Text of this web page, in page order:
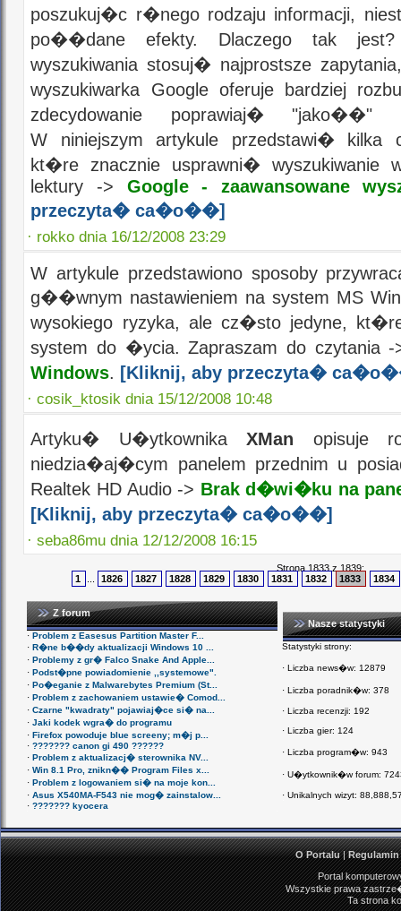
poszukuj�c r�nego rodzaju informacji,
po��dane efekty. Dlaczego tak jest?
wyszukiwania stosuj� najprostsze
wyszukiwarka Google oferuje bardziej
zdecydowanie poprawiaj� "jako��"
W niniejszym artykule przedstawi� kilka
kt�re znacznie usprawni� wyszukiwanie
lektury -> Google - zaawansowane
przeczyta� ca�o��]
· rokko dnia 16/12/2008 23:29
W artykule przedstawiono sposoby
g��wnym nastawieniem na system MS
wysokiego ryzyka, ale cz�sto jedyne,
system do �ycia. Zapraszam do czytania
Windows. [Kliknij, aby przeczyta�
· cosik_ktosik dnia 15/12/2008 10:48
Artyku� U�ytkownikaXMan opisuje
niedzia�aj�cym panelem przednim u
Realtek HD Audio -> Brak d�wi�ku na
[Kliknij, aby przeczyta� ca�o��]
· seba86mu dnia 12/12/2008 16:15
Strona 1833 z 1839:
1
1826 1827 1828 1829 1830 1831 1832 1833 1834
Z forum
· Problem z Easesus Partition Master F...
· R�ne b��dy aktualizacji Windows 10 ...
· Problemy z gr� Falco Snake And Apple...
· Podst�pne powiadomienie ,,systemowe".
· Po�eganie z Malwarebytes Premium (St...
· Problem z zachowaniem ustawie� Comod...
· Czarne "kwadraty" pojawiaj�ce si� na...
· Jaki kodek wgra� do programu
· Firefox powoduje blue screeny; m�j p...
· ??????? canon gi 490 ??????
· Problem z aktualizacj� sterownika NV...
· Win 8.1 Pro, znikn�� Program Files x...
· Problem z logowaniem si� na moje kon...
· Asus X540MA-F543 nie mog� zainstalow...
· ??????? kyocera
Nasze statystyki
Statystyki strony:
· Liczba news�w: 12879
· Liczba poradnik�w: 378
· Liczba recenzji: 192
· Liczba gier: 124
· Liczba program�w: 943
· U�ytkownik�w forum:
· Unikalnych wizyt:
O Portalu|Regulamin
Portal
Wszystkie prawa
Ta strona